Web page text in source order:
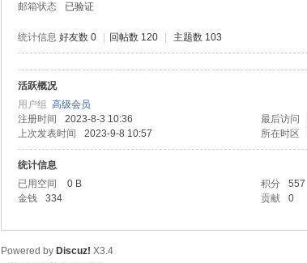
社
邮箱状态
已验证
统计信息 好友数 0 回帖数 120 主题数 103
活跃概况
用户组 高级会员
注册时间
2023-8-3 10:36 最后访问
上次发表时间
2023-9-8 10:57 所在时区
统计信息
已用空间
0 B 积分 557
金钱
334 贡献 0
Powered by Discuz! X3.4